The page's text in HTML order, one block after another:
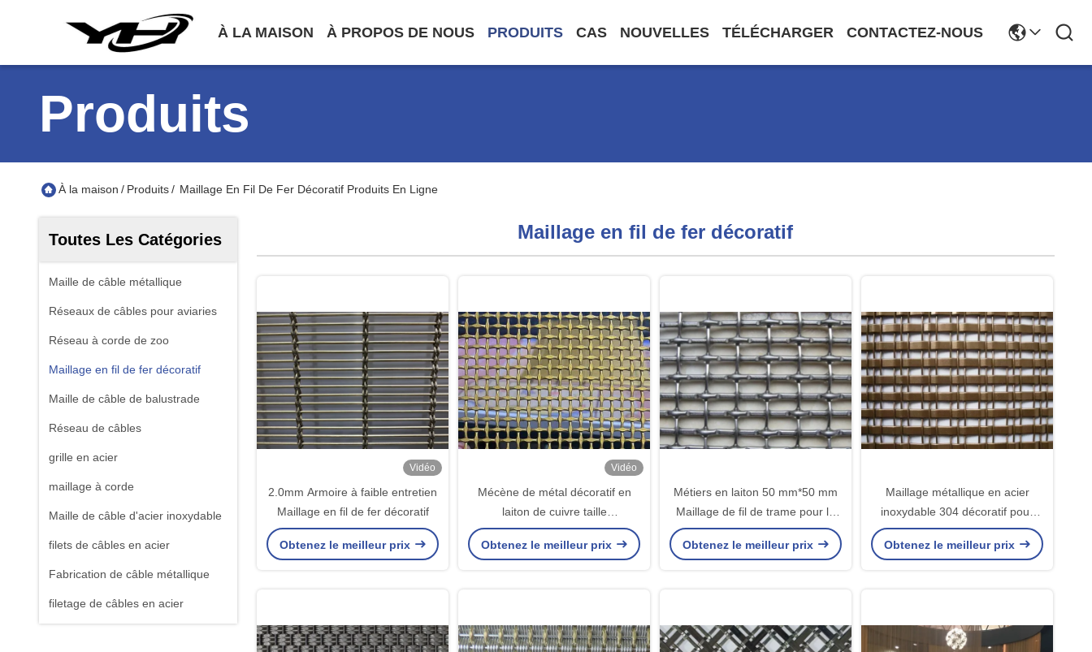
À LA MAISON À PROPOS DE NOUS PRODUITS CAS NOUVELLES TÉLÉCHARGER CONTACTEZ-NOUS
Produits
À la maison / Produits/ Maillage En Fil De Fer Décoratif Produits En Ligne
Toutes Les Catégories
Maille de câble métallique
Réseaux de câbles pour aviaries
Réseau à corde de zoo
Maillage en fil de fer décoratif
Maille de câble de balustrade
Réseau de câbles
grille en acier
maillage à corde
Maille de câble d'acier inoxydable
filets de câbles en acier
Fabrication de câble métallique
filetage de câbles en acier
Maillage en fil de fer décoratif
Vidéo
2.0mm Armoire à faible entretien
Maillage en fil de fer décoratif
Obtenez le meilleur prix
Vidéo
Mécène de métal décoratif en
laiton de cuivre taille
personnalisée
Obtenez le meilleur prix
Métiers en laiton 50 mm*50 mm
Maillage de fil de trame pour la
décoration
Obtenez le meilleur prix
Maillage métallique en acier
inoxydable 304 décoratif pour
portes d'armoires
Obtenez le meilleur prix